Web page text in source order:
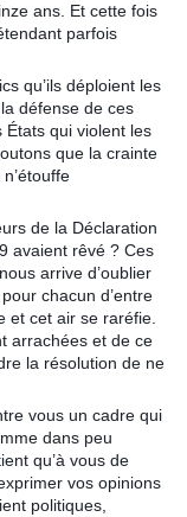
ans. Et cette fois
parfois
qu’ils déploient les
défense de ces
États qui violent les
que la crainte
de la Déclaration
avaient rêvé ? Ces
arrive d’oublier
chacun d’entre
et cet air se raréfie.
arrachées et de ce
la résolution de ne
vous un cadre qui
dans peu
qu’à vous de
vos opinions
politiques,